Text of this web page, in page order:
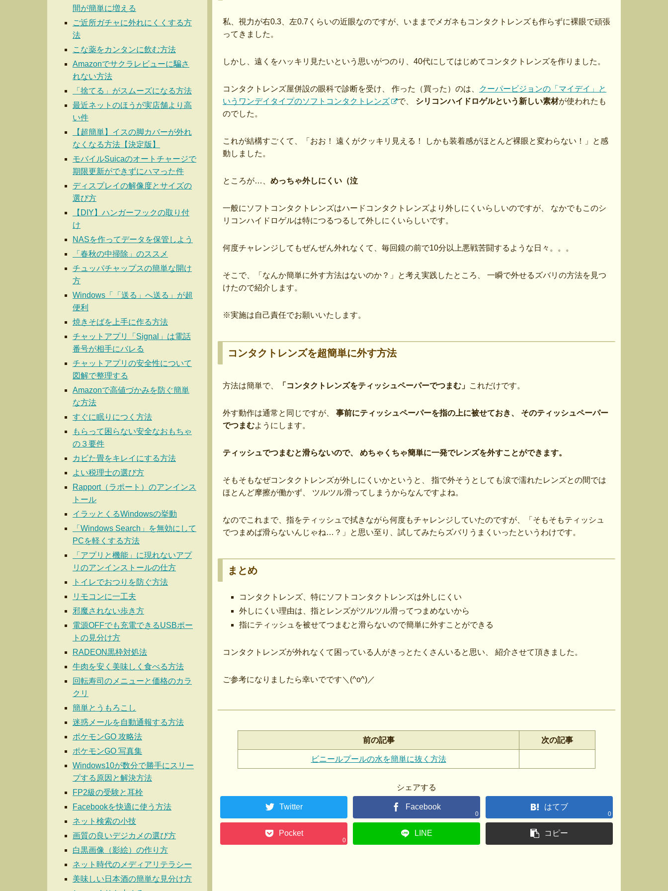
私、視力が右0.3、左0.7くらいの近眼なのですが、いままでメガネもコンタクトレンズも作らずに裸眼で頑張
ってきました。
しかし、遠くをハッキリ見たいという思いがつのり、40代にしてはじめてコンタクトレンズを作りました。
コンタクトレンズ屋併設の眼科で診断を受け、 作った（買った）のは、
クーパービジョンの「マイデイ」と
いうワンデイタイプのソフトコンタクトレンズ
で、 シリコンハイドロゲルという新しい素材が使われたも
のでした。
これが結構すごくて、「おお！ 遠くがクッキリ見える！ しかも装着感がほとんど裸眼と変わらない！」と感
動しました。
ところが…、 めっちゃ外しにくい（泣
一般にソフトコンタクトレンズはハードコンタクトレンズより外しにくいらしいのですが、 なかでもこのシ
リコンハイドロゲルは特につるつるして外しにくいらしいです。
何度チャレンジしてもぜんぜん外れなくて、毎回鏡の前で10分以上悪戦苦闘するような日々。。。
そこで、「なんか簡単に外す方法はないのか？」と考え実践したところ、 一瞬で外せるズバリの方法を見つ
けたので紹介します。
※実施は自己責任でお願いいたします。
コンタクトレンズを超簡単に外す方法
方法は簡単で、 「コンタクトレンズをティッシュペーパーでつまむ」 これだけです。
外す動作は通常と同じですが、 事前にティッシュペーパーを指の上に被せておき、 そのティッシュペーパー
でつまむようにします。
ティッシュでつまむと滑らないので、 めちゃくちゃ簡単に一発でレンズを外すことができます。
そもそもなぜコンタクトレンズが外しにくいかというと、 指で外そうとしても涙で濡れたレンズとの間では
ほとんど摩擦が働かず、 ツルツル滑ってしまうからなんですよね。
なのでこれまで、指をティッシュで拭きながら何度もチャレンジしていたのですが、「そもそもティッシュ
でつまめば滑らないんじゃね…？」と思い至り、試してみたらズバリうまくいったというわけです。
まとめ
コンタクトレンズ、特にソフトコンタクトレンズは外しにくい
外しにくい理由は、指とレンズがツルツル滑ってつまめないから
指にティッシュを被せてつまむと滑らないので簡単に外すことができる
コンタクトレンズが外れなくて困っている人がきっとたくさんいると思い、 紹介させて頂きました。
ご参考になりましたら幸いでです＼(^o^)／
前の記事 次の記事
ビニールプールの水を簡単に抜く方法
シェアする
Twitter Facebook
0
はてブ
0
Pocket
0
LINE コピー
間が簡単に増える
ご近所ガチャに外れにくくする方
法
こな薬をカンタンに飲む方法
Amazonでサクラレビューに騙さ
れない方法
「捨てる」がスムーズになる方法
最近ネットのほうが実店舗より高
い件
【超簡単】イスの脚カバーが外れ
なくなる方法【決定版】
モバイルSuicaのオートチャージで
期限更新ができずにハマった件
ディスプレイの解像度とサイズの
選び方
【DIY】ハンガーフックの取り付
け
NASを作ってデータを保管しよう
「春秋の中掃除」のススメ
チュッパチャップスの簡単な開け
方
Windows「「送る」へ送る」が超
便利
焼きそばを上手に作る方法
チャットアプリ「Signal」は電話
番号が相手にバレる
チャットアプリの安全性について
図解で整理する
Amazonで高値づかみを防ぐ簡単
な方法
すぐに眠りにつく方法
もらって困らない安全なおもちゃ
の３要件
カビた畳をキレイにする方法
よい税理士の選び方
Rapport（ラポート）のアンインス
トール
イラッとくるWindowsの挙動
「Windows Search」を無効にして
PCを軽くする方法
「アプリと機能」に現れないアプ
リのアンインストールの仕方
トイレでおつりを防ぐ方法
リモコンに一工夫
邪魔されない歩き方
電源OFFでも充電できるUSBポー
トの見分け方
RADEON黒枠対処法
牛肉を安く美味しく食べる方法
回転寿司のメニューと価格のカラ
クリ
簡単とうもろこし
迷惑メールを自動通報する方法
ポケモンGO 攻略法
ポケモンGO 写真集
Windows10が数分で勝手にスリー
プする原因と解決方法
FP2級の受験と耳栓
Facebookを快適に使う方法
ネット検索の小技
画質の良いデジカメの選び方
白黒画像（影絵）の作り方
ネット時代のメディアリテラシー
美味しい日本酒の簡単な見分け方